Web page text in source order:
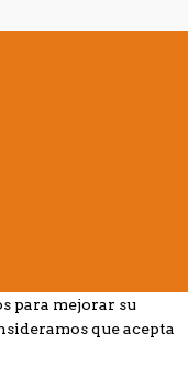
para mejorar su
que acepta